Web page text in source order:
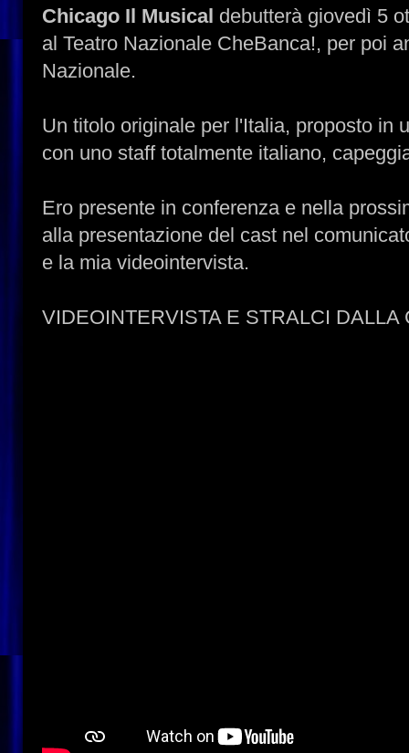
Chicago Il Musical debutterà giovedì 5
al Teatro Nazionale CheBanca!, per poi
Nazionale.
Un titolo originale per l'Italia, proposto in
con uno staff totalmente italiano,
Ero presente in conferenza e nella
alla presentazione del cast nel
e la mia videointervista.
VIDEOINTERVISTA E STRALCI DALLA